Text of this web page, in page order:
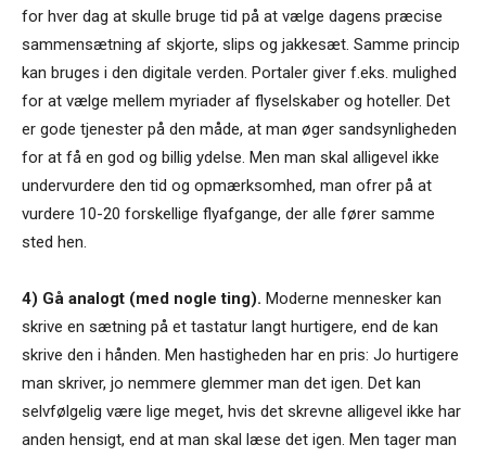
for hver dag at skulle bruge tid på at vælge dagens præcise
sammensætning af skjorte, slips og jakkesæt. Samme princip
kan bruges i den digitale verden. Portaler giver f.eks. mulighed
for at vælge mellem myriader af flyselskaber og hoteller. Det
er gode tjenester på den måde, at man øger sandsynligheden
for at få en god og billig ydelse. Men man skal alligevel ikke
undervurdere den tid og opmærksomhed, man ofrer på at
vurdere 10-20 forskellige flyafgange, der alle fører samme
sted hen.
4) Gå analogt (med nogle ting). Moderne mennesker kan
skrive en sætning på et tastatur langt hurtigere, end de kan
skrive den i hånden. Men hastigheden har en pris: Jo hurtigere
man skriver, jo nemmere glemmer man det igen. Det kan
selvfølgelig være lige meget, hvis det skrevne alligevel ikke har
anden hensigt, end at man skal læse det igen. Men tager man